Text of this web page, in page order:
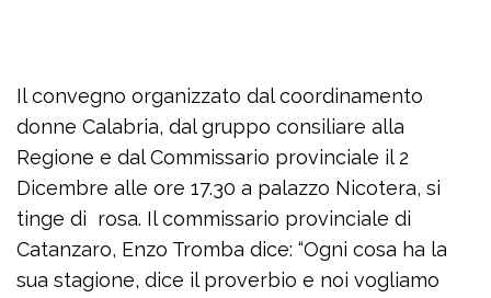
Il convegno organizzato dal coordinamento
donne Calabria, dal gruppo consiliare alla
Regione e dal Commissario provinciale il 2
Dicembre alle ore 17.30 a palazzo Nicotera, si
tinge di rosa. Il commissario provinciale di
Catanzaro, Enzo Tromba dice: “Ogni cosa ha la
sua stagione, dice il proverbio e noi vogliamo